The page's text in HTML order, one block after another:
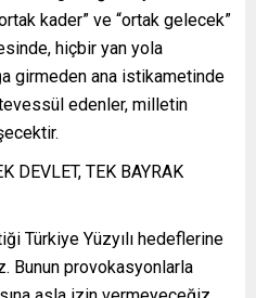
kader” ve “ortak gelecek”
hiçbir yan yola
girmeden ana istikametinde
edenler, milletin
DEVLET, TEK BAYRAK
Türkiye Yüzyılı hedeflerine
Bunun provokasyonlarla